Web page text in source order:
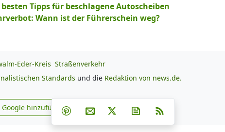
Tipps für beschlagene Autoscheiben
Wann ist der Führerschein weg?
Eder-Kreis Straßenverkehr
Standards und die Redaktion von news.de.
news.de zu Google hinzufügen
Google hinzufügen Teilen auf Facebook
Teilen auf Whatsapp
Teilen auf Telegram
Teilen auf Pinterest
Per E-Mail teilen
Post auf XNewsletter abonnieren